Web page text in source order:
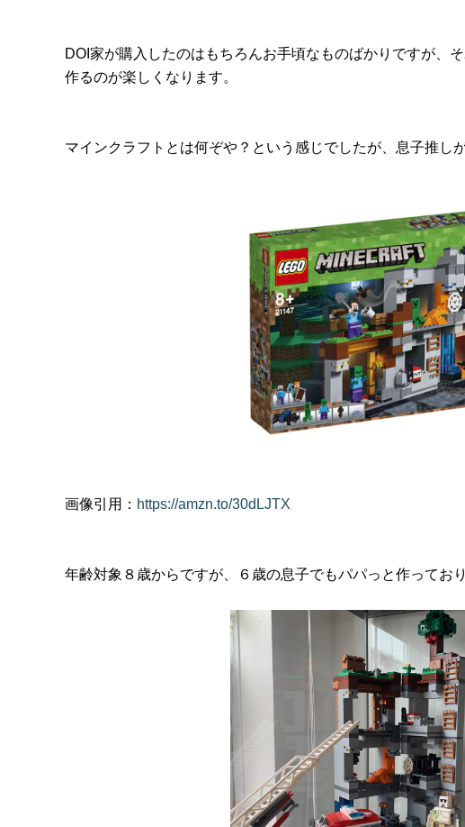
DOI家が購入したのはもちろんお手頃なものばかりですが、
作るのが楽しくなります。
マインクラフトとは何ぞや？という感じでしたが、息子推し
画像引用： https://amzn.to/30dLJTX
年齢対象８歳からですが、６歳の息子でもパパっと作っており